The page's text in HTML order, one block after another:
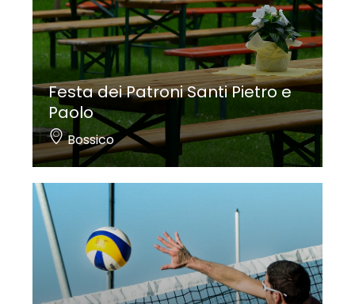
Festa dei Patroni Santi Pietro e
Paolo
Bossico